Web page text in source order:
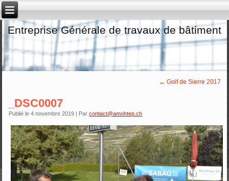
Entreprise Générale de travaux de bâtiment
← Golf de Sierre 2017
_DSC0007
Publié le 4 novembre 2019 | Par contact@amohtep.ch